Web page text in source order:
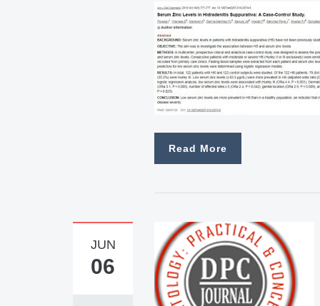
Read More
JUN
06